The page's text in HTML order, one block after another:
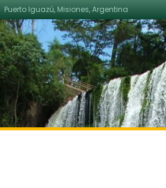
Puerto Iguazú, Misiones, Argentina